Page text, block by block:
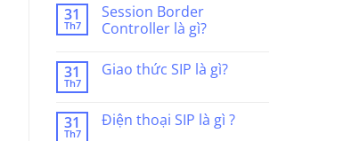
31
Th7
Session Border
Controller là gì?
bình
Border
Controller
31
Th7
Giao thức SIP là gì?
bình
luận
31
Th7
Điện thoại SIP là gì ?